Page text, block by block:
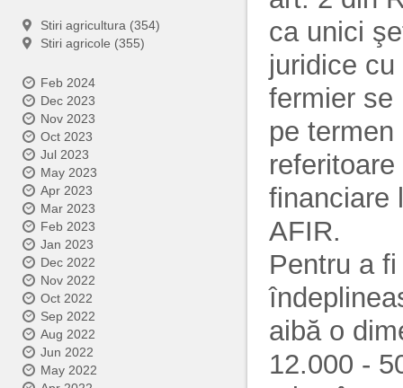
Stiri agricultura (354)
Stiri agricole (355)
Feb 2024
Dec 2023
Nov 2023
Oct 2023
Jul 2023
May 2023
Apr 2023
Mar 2023
Feb 2023
Jan 2023
Dec 2022
Nov 2022
Oct 2022
Sep 2022
Aug 2022
Jun 2022
May 2022
ca unici
juridice
fermier se
pe
financiare
AFIR.
Pentru a
aibă o
12.000 -